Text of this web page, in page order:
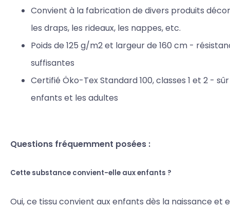
Convient à la fabrication de divers produits
les draps, les rideaux, les nappes, etc.
Poids de 125 g/m2 et largeur de 160 cm -
suffisantes
Certifié Öko-Tex Standard 100, classes 1 et 2 -
enfants et les adultes
Questions fréquemment posées :
Cette substance convient-elle aux enfants ?
Oui, ce tissu convient aux enfants dès la naissance et